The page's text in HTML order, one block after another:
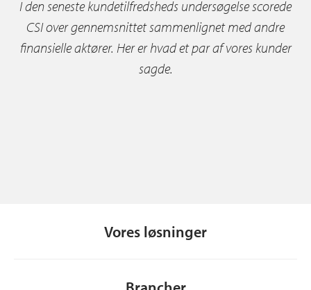
I den seneste kundetilfredsheds undersøgelse scorede
CSI over gennemsnittet sammenlignet med andre
finansielle aktører. Her er hvad et par af vores kunder
sagde.
Vores løsninger